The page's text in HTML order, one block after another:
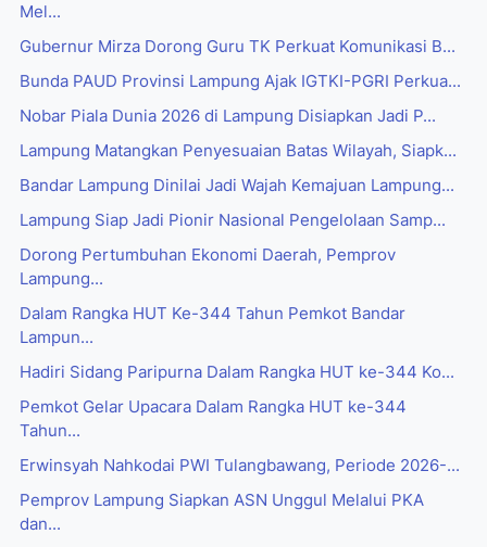
Mel...
Gubernur Mirza Dorong Guru TK Perkuat Komunikasi B...
Bunda PAUD Provinsi Lampung Ajak IGTKI-PGRI Perkua...
Nobar Piala Dunia 2026 di Lampung Disiapkan Jadi P...
Lampung Matangkan Penyesuaian Batas Wilayah, Siapk...
Bandar Lampung Dinilai Jadi Wajah Kemajuan Lampung...
Lampung Siap Jadi Pionir Nasional Pengelolaan Samp...
Dorong Pertumbuhan Ekonomi Daerah, Pemprov
Lampung...
Dalam Rangka HUT Ke-344 Tahun Pemkot Bandar
Lampun...
Hadiri Sidang Paripurna Dalam Rangka HUT ke-344 Ko...
Pemkot Gelar Upacara Dalam Rangka HUT ke-344
Tahun...
Erwinsyah Nahkodai PWI Tulangbawang, Periode 2026-...
Pemprov Lampung Siapkan ASN Unggul Melalui PKA
dan...